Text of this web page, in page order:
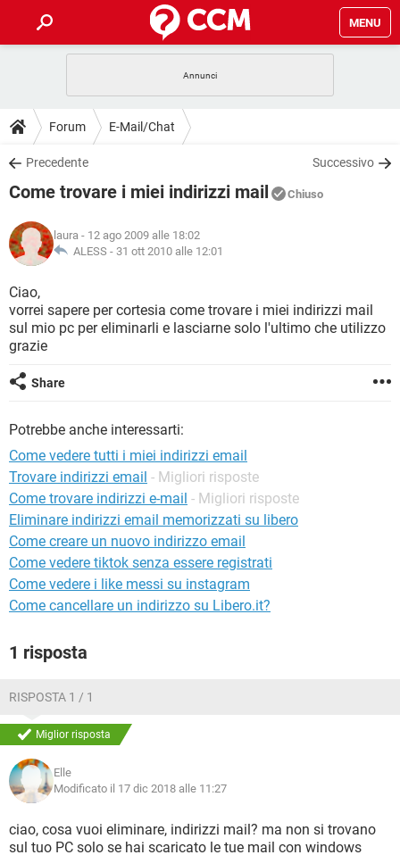
MENU
INTRATTENIMENTO
iOS
INSTAGRAM WHATSAPP
TIKTOK
HARDWARE
GUIDE
COVID-19
INSTAGRAM
TIKTOK
HARDWARE
DOWNLOAD
COVID-19 GAMING
INTRATTENIMENTO
iOS WINDOWS 10
INSTAGRAM
TIKTOK FACEBOOK
HARDWARE
COVID-19
INTRATTENIMENTO
iOS
INSTAGRAM WHATSAPP
HARDWARE
GLOSSARIO
COVID-19
INTRATTENIMENTO ANDROID
iOS
INSTAGRAM
HARDWARE
Forum E-Mail/Chat
Precedente Successivo
Come trovare i miei indirizzi mail Chiuso
laura - 12 ago 2009 alle 18:02
ALESS - 31 ott 2010 alle 12:01
Ciao,
vorrei sapere per cortesia come trovare i miei indirizzi mail
sul mio pc per eliminarli e lasciarne solo l'ultimo che utilizzo
grazie
Share
Potrebbe anche interessarti:
Come vedere tutti i miei indirizzi email
Trovare indirizzi email - Migliori risposte
Come trovare indirizzi e-mail - Migliori risposte
Eliminare indirizzi email memorizzati su libero
Come creare un nuovo indirizzo email
Come vedere tiktok senza essere registrati
Come vedere i like messi su instagram
Come cancellare un indirizzo su Libero.it?
1 risposta
RISPOSTA 1 / 1
Miglior risposta
Elle
Modificato il 17 dic 2018 alle 11:27
ciao, cosa vuoi eliminare, indirizzi mail? ma non si trovano
sul tuo PC solo se hai scaricato le tue mail con windows